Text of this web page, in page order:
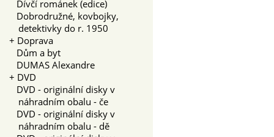
Dívčí románek (edice)
Dobrodružné, kovbojky,
detektivky do r. 1950
+ Doprava
Dům a byt
DUMAS Alexandre
+ DVD
DVD - originální disky v
náhradním obalu - če
DVD - originální disky v
náhradním obalu - dě